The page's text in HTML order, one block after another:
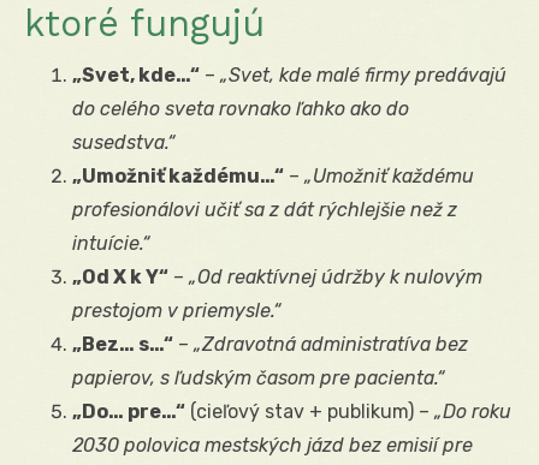
ktoré fungujú
„Svet, kde…“ – „Svet, kde malé firmy predávajú
do celého sveta rovnako ľahko ako do
susedstva.“
„Umožniť každému…“ – „Umožniť každému
profesionálovi učiť sa z dát rýchlejšie než z
intuície.“
„Od X k Y“ – „Od reaktívnej údržby k nulovým
prestojom v priemysle.“
„Bez… s…“ – „Zdravotná administratíva bez
papierov, s ľudským časom pre pacienta.“
„Do… pre…“ (cieľový stav + publikum) – „Do roku
2030 polovica mestských jázd bez emisií pre